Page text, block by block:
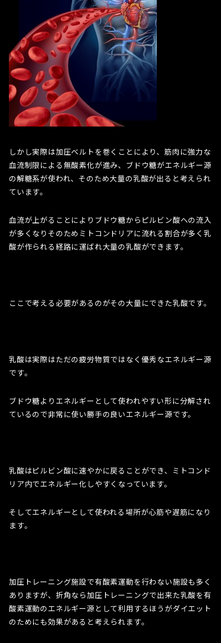
しかし実際は加圧ベルトを巻くことにより、筋肉に強力な
血流制限による無酸素化が進み、ブドウ糖がエネルギー源
の解糖系が使われ、そのため大量の乳酸が出ると考えられ
ています。
血流が上がることによりブドウ糖からピルビン酸への流入
が多くなりそのためミトコンドリアに流れる割合が多く乳
酸が作られる経路に運ばれ大量の乳酸ができます。
ここで考える必要があるのがその大量にできた乳酸です。
乳酸は実際はただの疲労物質ではなく優秀なエネルギー源
です。
ブドウ糖よりエネルギーとして使われやすい形に分解され
ているので非常に使い勝手の良いエネルギー源です。
乳酸はピルビン酸に速やかに戻ることができ、ミトコンド
リア内でエネルギー化しやすくなっています。
そしてエネルギーとして使われる場所が心筋や遅筋になり
ます。
加圧トレーニング施設で有酸素運動を行わない施設も多く
ありますが、折角なら加圧トレーニングで出来た乳酸を有
酸素運動のエネルギー源として利用するほうがダイエット
のためにも効果があると考えられます。